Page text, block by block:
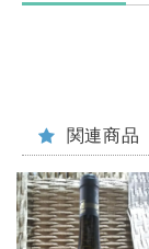
関連商品